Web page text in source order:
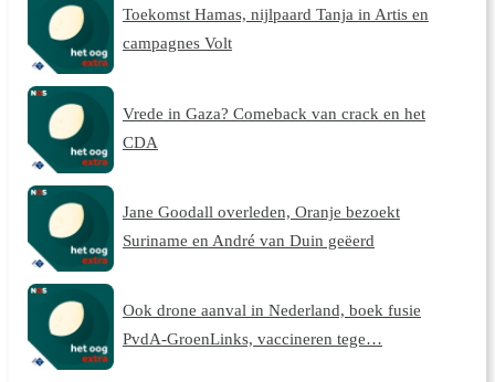
Toekomst Hamas, nijlpaard Tanja in Artis en
campagnes Volt
Vrede in Gaza? Comeback van crack en het
CDA
Jane Goodall overleden, Oranje bezoekt
Suriname en André van Duin geëerd
Ook drone aanval in Nederland, boek fusie
PvdA-GroenLinks, vaccineren tege…